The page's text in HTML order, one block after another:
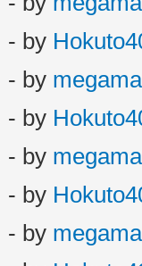
- by
- by
- by
- by
- by
- by